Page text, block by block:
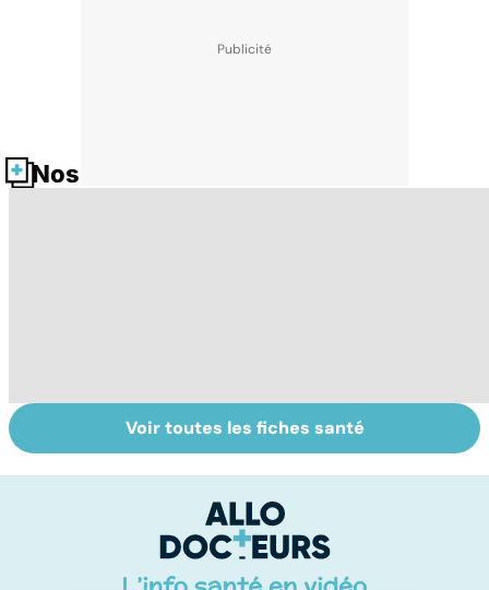
Nos fiches santé
Ostéopathie, une
thérapie
Médecins
étrangers : des
frontières
Voir toutes les fiches santé